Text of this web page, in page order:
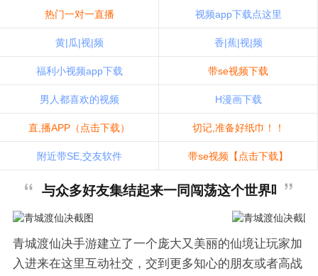
热门一对一直播 视频app下载点这里
黄|瓜|视|频 香|蕉|视|频
福利小视频app下载 带se视频下载
男人都喜欢的视频 H漫画下载
直,播APP（点击下载） 切记,准备好纸巾！！
附近带SE,交友软件 带se视频【点击下载】
与众多好友集结起来一同闯荡这个世界吧！
青城渡仙决手游建立了一个庞大又美丽的仙境让玩家加
入进来在这里互动社交，交到更多知心的朋友或者高战